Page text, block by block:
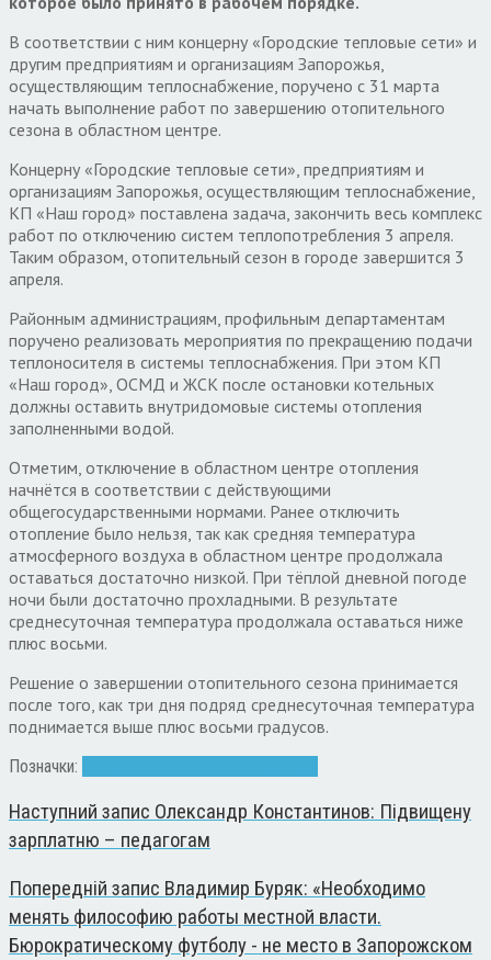
В соответствии с ним концерну «Городские тепловые сети» и
другим предприятиям и организациям Запорожья,
осуществляющим теплоснабжение, поручено с 31 марта
начать выполнение работ по завершению отопительного
сезона в областном центре.
Концерну «Городские тепловые сети», предприятиям и
организациям Запорожья, осуществляющим теплоснабжение,
КП «Наш город» поставлена задача, закончить весь комплекс
работ по отключению систем теплопотребления 3 апреля.
Таким образом, отопительный сезон в городе завершится 3
апреля.
Районным администрациям, профильным департаментам
поручено реализовать мероприятия по прекращению подачи
теплоносителя в системы теплоснабжения. При этом КП
«Наш город», ОСМД и ЖСК после остановки котельных
должны оставить внутридомовые системы отопления
заполненными водой.
Отметим, отключение в областном центре отопления
начнётся в соответствии с действующими
общегосударственными нормами. Ранее отключить
отопление было нельзя, так как средняя температура
атмосферного воздуха в областном центре продолжала
оставаться достаточно низкой. При тёплой дневной погоде
ночи были достаточно прохладными. В результате
среднесуточная температура продолжала оставаться ниже
плюс восьми.
Решение о завершении отопительного сезона принимается
после того, как три дня подряд среднесуточная температура
поднимается выше плюс восьми градусов.
Позначки:
Наступний запис Олександр Константинов: Підвищену
зарплатню – педагогам
Попередній запис Владимир Буряк: «Необходимо
менять философию работы местной власти.
Бюрократическому футболу - не место в Запорожском